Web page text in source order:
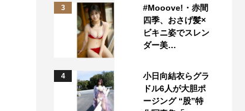
3
#Mooove!・赤間
四季、おさげ髪×
ビキニ姿でスレン
ダー美…
4
小日向結衣らグラ
ドル6人が大胆ポ
ージング “股”特